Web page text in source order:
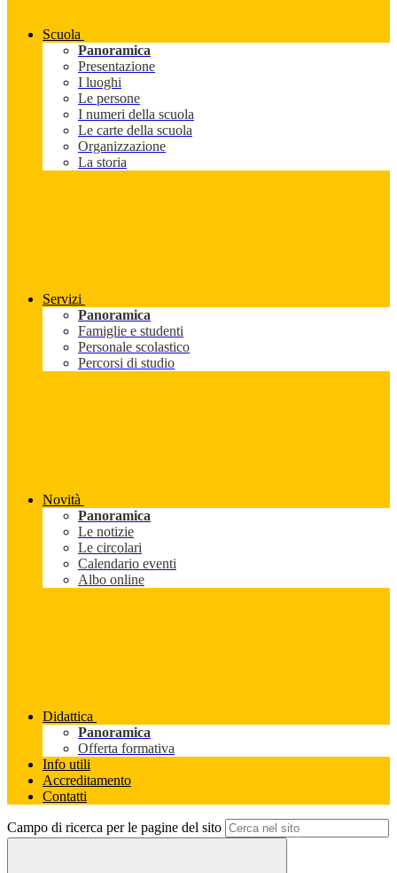
Scuola
Panoramica
Presentazione
I luoghi
Le persone
I numeri della scuola
Le carte della scuola
Organizzazione
La storia
Servizi
Panoramica
Famiglie e studenti
Personale scolastico
Percorsi di studio
Novità
Panoramica
Le notizie
Le circolari
Calendario eventi
Albo online
Didattica
Panoramica
Offerta formativa
Info utili
Accreditamento
Contatti
Campo di ricerca per le pagine del sito